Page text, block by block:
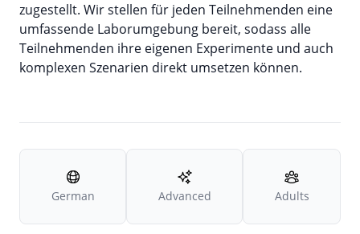
zugestellt. Wir stellen für jeden Teilnehmenden eine
umfassende Laborumgebung bereit, sodass alle
Teilnehmenden ihre eigenen Experimente und auch
komplexen Szenarien direkt umsetzen können.
German Advanced Adults